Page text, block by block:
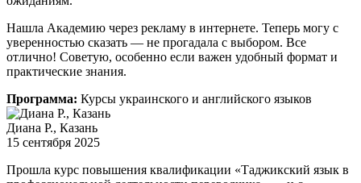
Нашла Академию через рекламу в интернете. Теперь могу с
уверенностью сказать — не прогадала с выбором. Все
отлично! Советую, особенно если важен удобный формат и
практические знания.
Программа: Курсы украинского и английского языков
Диана Р., Казань
15 сентября 2025
Прошла курс повышения квалификации «Таджикский язык в